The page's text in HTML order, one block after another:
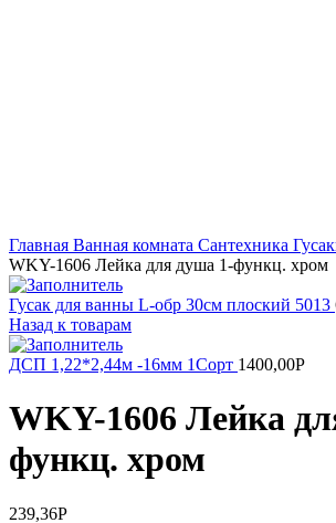
Главная Ванная комната Сантехника
WKY-1606 Лейка для душа 1-функц. хром
Гусак для ванны L-обр 30см плоский 5013
Назад к товарам
ДСП 1,22*2,44м -16мм 1Сорт 1400,00Р
WKY-1606 Лейка
функц. хром
239,36Р